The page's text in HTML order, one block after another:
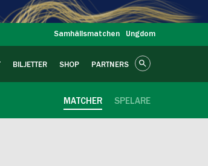
Samhällsmatchen Ungdom
BILJETTER SHOP PARTNERS
SPELARE
MATCHER